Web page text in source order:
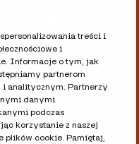
treści i
i
Informacje o tym, jak
partnerom
i analitycznym. Partnerzy
danymi
podczas
korzystanie z naszej
plików cookie. Pamiętaj,